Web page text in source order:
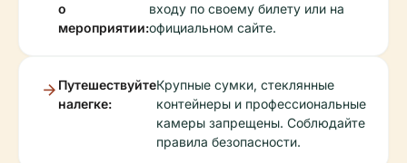
о
мероприятии:
входу по своему билету или на
официальном сайте.
Путешествуйте
налегке:
Крупные сумки, стеклянные
контейнеры и профессиональные
камеры запрещены. Соблюдайте
правила безопасности.